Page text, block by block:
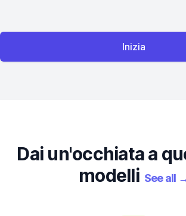
Inizia
Dai un'occhiata a
modelli See all